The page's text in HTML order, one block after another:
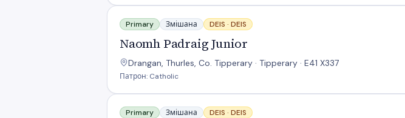
Naomh Padraig Junior
Primary Змішана DEIS · DEIS
Naomh Padraig Junior
Drangan, Thurles, Co. Tipperary · Tipperary · E41 X337
Патрон: Catholic
Naomh Padraig Senior
Primary Змішана DEIS · DEIS